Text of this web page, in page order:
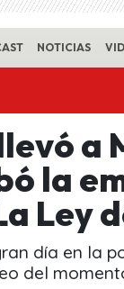
NOTICIAS
la
Ley
día en la
del